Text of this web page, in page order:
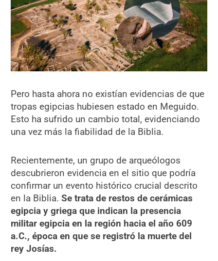
Pero hasta ahora no existían evidencias de que
tropas egipcias hubiesen estado en Meguido.
Esto ha sufrido un cambio total, evidenciando
una vez más la fiabilidad de la Biblia.
Recientemente, un grupo de arqueólogos
descubrieron evidencia en el sitio que podría
confirmar un evento histórico crucial descrito
en la Biblia.Se trata de restos de cerámicas
egipcia y griega que indican la presencia
militar egipcia en la región hacia el año 609
a.C., época en que se registró la muerte del
rey Josías.